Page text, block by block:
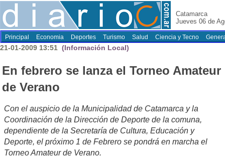
Catamarca
Jueves 06 de
Principal Economia Deportes Turismo Salud Ciencia y Tecno
21-01-2009 13:51 (Información Local)
En febrero se lanza el Torneo Amateur
de Verano
Con el auspicio de la Municipalidad de Catamarca y la
Coordinación de la Dirección de Deporte de la comuna,
dependiente de la Secretaría de Cultura, Educación y
Deporte, el próximo 1 de Febrero se pondrá en marcha el
Torneo Amateur de Verano.